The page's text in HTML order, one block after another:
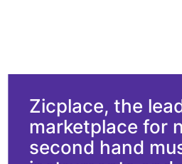
Zicplace, the
marketplace for
second hand